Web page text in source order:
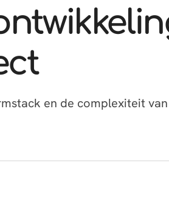
en de complexiteit